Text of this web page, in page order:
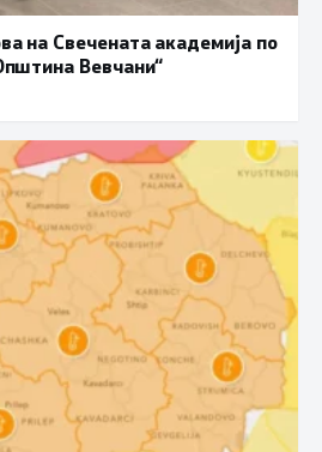
на Свечената академија по
Вевчани“